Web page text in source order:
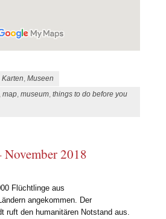
Karten,Museen
map,museum,things to do before you
November 2018
Flüchtlinge aus
angekommen. Der
ruft den humanitären Notstand aus.